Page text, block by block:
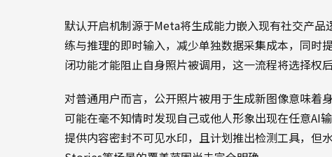
默认开启机制源于Meta将生成能力嵌入现有社交产
练与推理的即时输入，减少单独数据采集成本，同时
闭功能才能阻止自身照片被调用，这一流程将选择权
对普通用户而言，公开照片被用于生成新图像意味着
可能在毫不知情时发现自己或他人形象出现在任意AI
提供内容密封不可见水印，且计划推出检测工具，但